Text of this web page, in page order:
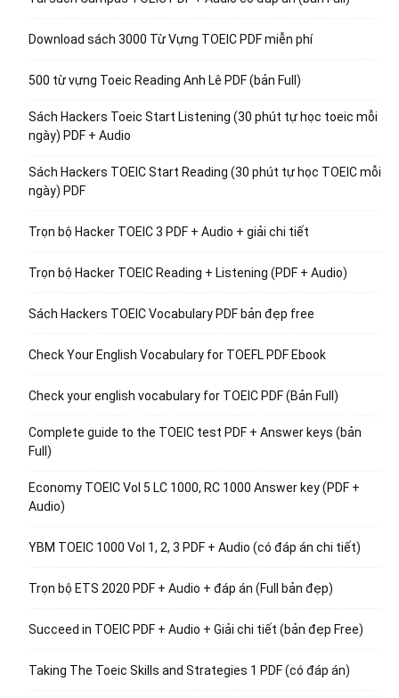
Download sách 3000 Từ Vựng TOEIC PDF miễn phí
500 từ vựng Toeic Reading Anh Lê PDF (bản Full)
Sách Hackers Toeic Start Listening (30 phút tự học toeic mỗi
ngày) PDF + Audio
Sách Hackers TOEIC Start Reading (30 phút tự học TOEIC mỗi
ngày) PDF
Trọn bộ Hacker TOEIC 3 PDF + Audio + giải chi tiết
Trọn bộ Hacker TOEIC Reading + Listening (PDF + Audio)
Sách Hackers TOEIC Vocabulary PDF bản đẹp free
Check Your English Vocabulary for TOEFL PDF Ebook
Check your english vocabulary for TOEIC PDF (Bản Full)
Complete guide to the TOEIC test PDF + Answer keys (bản
Full)
Economy TOEIC Vol 5 LC 1000, RC 1000 Answer key (PDF +
Audio)
YBM TOEIC 1000 Vol 1, 2, 3 PDF + Audio (có đáp án chi tiết)
Trọn bộ ETS 2020 PDF + Audio + đáp án (Full bản đẹp)
Succeed in TOEIC PDF + Audio + Giải chi tiết (bản đẹp Free)
Taking The Toeic Skills and Strategies 1 PDF (có đáp án)